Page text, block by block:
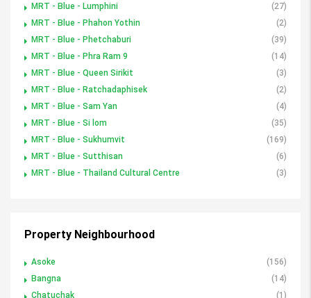
MRT - Blue - Lumphini
(27)
MRT - Blue - Phahon Yothin
(2)
MRT - Blue - Phetchaburi
(39)
MRT - Blue - Phra Ram 9
(14)
MRT - Blue - Queen Sirikit
(3)
MRT - Blue - Ratchadaphisek
(2)
MRT - Blue - Sam Yan
(4)
MRT - Blue - Si lom
(35)
MRT - Blue - Sukhumvit
(169)
MRT - Blue - Sutthisan
(6)
MRT - Blue - Thailand Cultural Centre
(3)
Property Neighbourhood
Asoke
(156)
Bangna
(14)
Chatuchak
(1)